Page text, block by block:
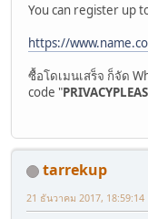
You can register up
https://
ซื้อโดเมนเสร็จ ก็จัด
code "
tarrekup
21 ธันวาคม 2017, 18:59:14